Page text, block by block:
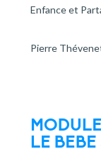
Enfance et
Pierre
LE